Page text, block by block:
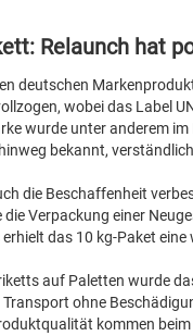
Relaunch hat
deutschen
wobei das Label
wurde unter anderem
bekannt,
die Beschaffenheit
Verpackung einer
das 10 kg-Paket
auf Paletten wurde
ohne
kommen